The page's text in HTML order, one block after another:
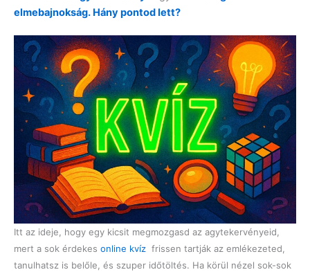
elmebajnokság. Hány pontod lett?
Itt az ideje, hogy egy kicsit megmozgasd az agytekervényeid,
mert a sok érdekes online kvíz frissen tartják az emlékezeted,
tanulhatsz is belőle, és szuper időtöltés. Ha körül nézel sok-sok